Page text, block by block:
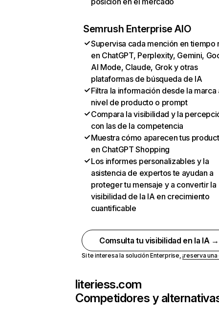
Semrush Enterprise AIO
Supervisa cada mención en tiempo
en ChatGPT, Perplexity, Gemini,
AI Mode, Claude, Grok y otras
plataformas de búsqueda de IA
Filtra la información desde la marca
nivel de producto o prompt
Compara la visibilidad y la
con las de la competencia
Muestra cómo aparecen tus
en ChatGPT Shopping
Los informes personalizables y la
asistencia de expertos te ayudan a
proteger tu mensaje y a convertir la
visibilidad de la IA en crecimiento
cuantificable
Comsulta tu visibilidad en la IA →
Si te interesa la solución Enterprise,¡reserva
literiess.com
Competidores y